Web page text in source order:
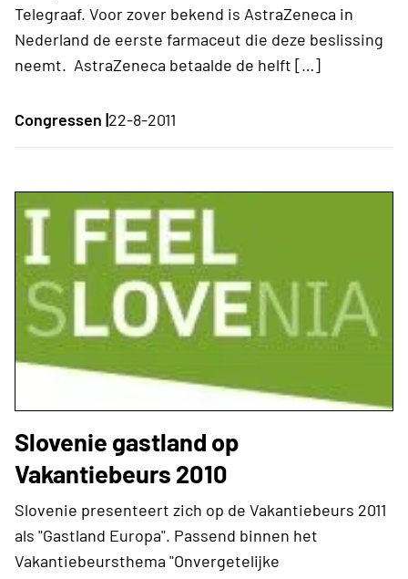
Telegraaf. Voor zover bekend is AstraZeneca in
Nederland de eerste farmaceut die deze beslissing
neemt. AstraZeneca betaalde de helft […]
Congressen |22-8-2011
Slovenie gastland op
Vakantiebeurs 2010
Slovenie presenteert zich op de Vakantiebeurs 2011
als "Gastland Europa". Passend binnen het
Vakantiebeursthema "Onvergetelijke